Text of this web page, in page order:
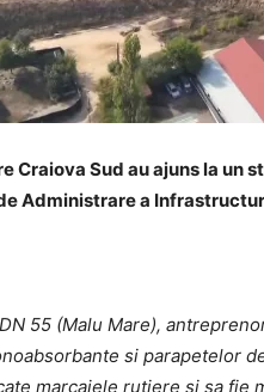
Craiova Sud au ajuns la un
Administrare a
55 (Malu Mare),
si parapetelor
marcajele rutiere si sa fie